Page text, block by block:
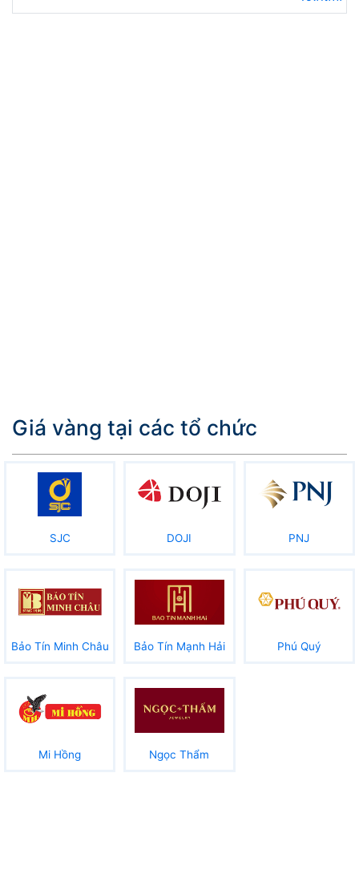
Giá vàng tại các tổ chức
SJC DOJI PNJ
Bảo Tín Minh Châu Bảo Tín Mạnh Hải Phú Quý
Mi Hồng Ngọc Thẩm